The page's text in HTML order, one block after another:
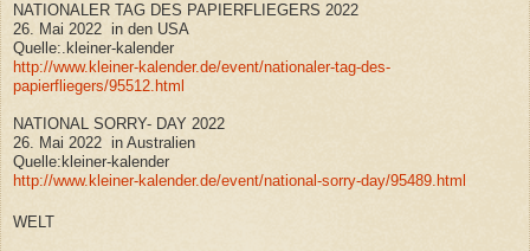
NATIONALER TAG DES PAPIERFLIEGERS 2022
26. Mai 2022 in den USA
Quelle:.kleiner-kalender
http://www.kleiner-kalender.de/event/nationaler-tag-des-
papierfliegers/95512.html
NATIONAL SORRY- DAY 2022
26. Mai 2022 in Australien
Quelle:kleiner-kalender
http://www.kleiner-kalender.de/event/national-sorry-day/95489.html
WELT